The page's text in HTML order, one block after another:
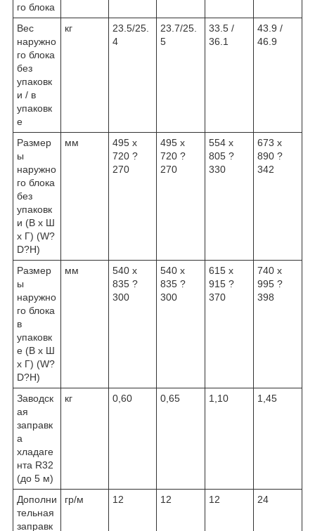
го блока
Вес
наружно
го блока
без
упаковк
и / в
упаковк
е
кг
23.5/25.
4
23.7/25.
5
33.5 /
36.1
43.9 /
46.9
Размер
ы
наружно
го блока
без
упаковк
и (В х Ш
х Г) (W?
D?H)
мм
495 х
720 ?
270
495 х
720 ?
270
554 х
805 ?
330
673 х
890 ?
342
Размер
ы
наружно
го блока
в
упаковк
е (В х Ш
х Г) (W?
D?H)
мм
540 х
835 ?
300
540 х
835 ?
300
615 х
915 ?
370
740 х
995 ?
398
Заводск
ая
заправк
а
хладаге
нта R32
(до 5 м)
кг 0,60 0,65 1,10 1,45
Дополни
тельная
заправк
гр/м 12 12 12 24